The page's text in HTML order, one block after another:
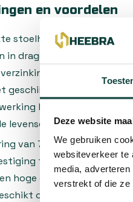
Deze website
We gebruiken
websiteverkeer te
media,
verstrekt of die ze
en voordelen
stoelhoek is ideaal voor
in dragende constructies,
is het product
geschikt is voor zowel
biedt langdurige
levensduur van uw
van 75 x 75 mm zorgt
te realiseren,
hoge draagkracht en
over vier